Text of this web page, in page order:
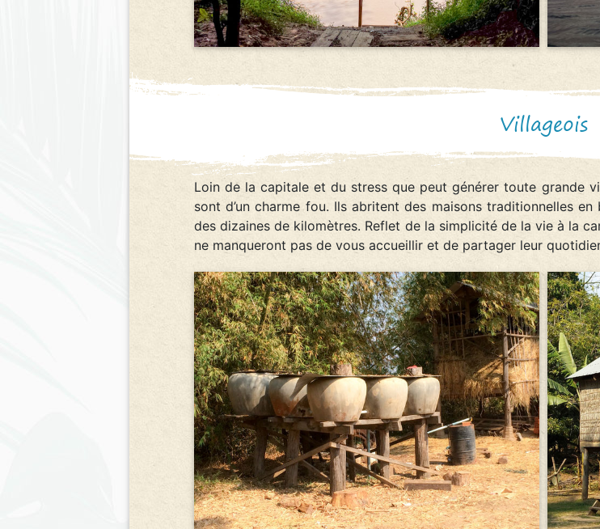
Villageois
Loin de la capitale et du stress que peut générer toute grande
sont d’un charme fou. Ils abritent des maisons traditionnelles
des dizaines de kilomètres. Reflet de la simplicité de la vie à la
ne manqueront pas de vous accueillir et de partager leur